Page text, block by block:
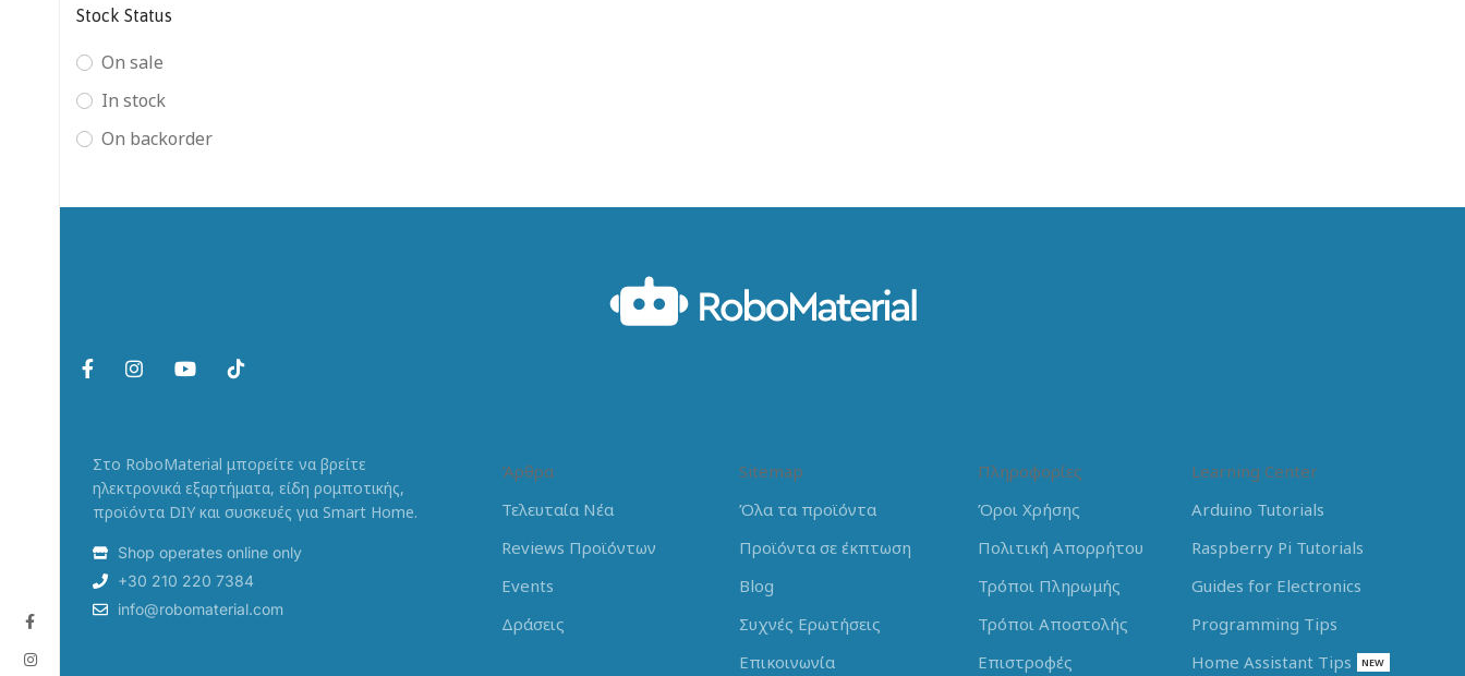
Stock Status
On sale
In stock
On backorder
Στο RoboMaterial μπορείτε να βρείτε
ηλεκτρονικά εξαρτήματα, είδη ρομποτικής,
προϊόντα DIY και συσκευές για Smart Home.
Shop operates online only
+30 210 220 7384
info@robomaterial.com
Άρθρα
Τελευταία Νέα
Reviews Προϊόντων
Events
Δράσεις
Sitemap
Όλα τα προϊόντα
Προϊόντα σε έκπτωση
Blog
Συχνές Ερωτήσεις
Επικοινωνία
Πληροφορίες
Όροι Χρήσης
Πολιτική Απορρήτου
Τρόποι Πληρωμής
Τρόποι Αποστολής
Επιστροφές
Learning Center
Arduino Tutorials
Raspberry Pi Tutorials
Guides for Electronics
Programming Tips
Home Assistant Tips
NEW